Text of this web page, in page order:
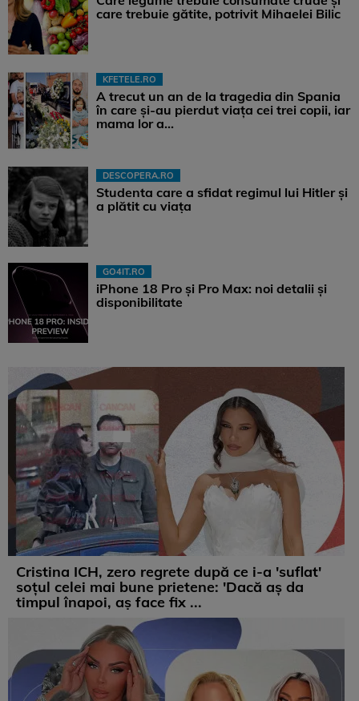
care trebuie gătite, potrivit Mihaelei Bilic
KFETELE.RO
A trecut un an de la tragedia din Spania
în care și-au pierdut viața cei trei copii, iar
mama lor a…
DESCOPERA.RO
Studenta care a sfidat regimul lui Hitler și
a plătit cu viața
GO4IT.RO
iPhone 18 Pro și Pro Max: noi detalii și
disponibilitate
Cristina ICH, zero regrete după ce i-a 'suflat'
soțul celei mai bune prietene: 'Dacă aș da
timpul înapoi, aș face fix ...